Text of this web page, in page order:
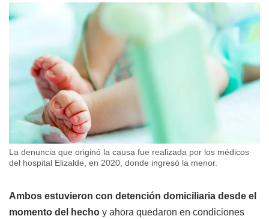
La denuncia que originó la causa fue realizada por los médicos
del hospital Elizalde, en 2020, donde ingresó la menor.
Ambos estuvieron con detención domiciliaria desde el
momento del hecho y ahora quedaron en condiciones